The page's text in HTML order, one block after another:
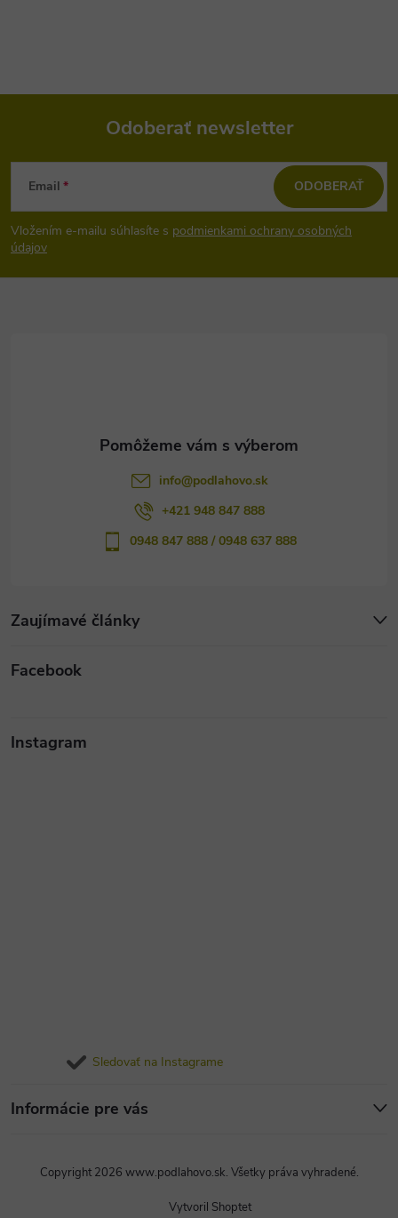
Z
á
p
Odoberať newsletter
Email
Vložením e-mailu súhlasíte s podmienkami ochrany osobných
údajov
ODOBERAŤ
Zaujímavé články
info@podlahovo.sk
+421 948 847 888
0948 847 888 / 0948 637 888
Facebook
Instagram
Sledovať na Instagrame
Informácie pre vás
Vytvoril Shoptet
Copyright 2026 www.podlahovo.sk. Všetky práva vyhradené.